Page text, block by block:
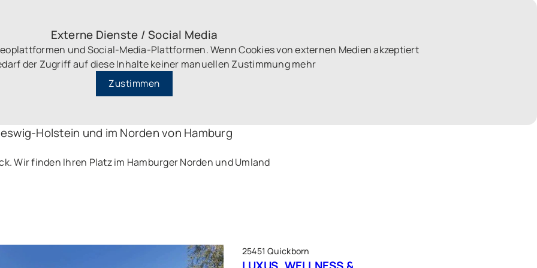
Externe Dienste / Social Media
und Social-Media-Plattformen. Wenn Cookies von externen Medien akzeptiert
der Zugriff auf diese Inhalte keiner manuellen Zustimmung mehr
Zustimmen
Holstein und im Norden von Hamburg
Wir finden Ihren Platz im Hamburger Norden und Umland
25451 Quickborn